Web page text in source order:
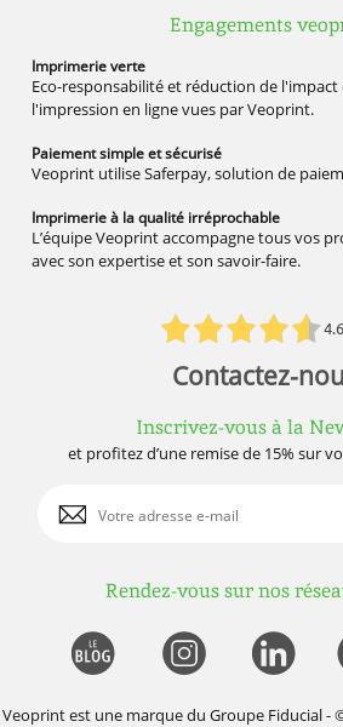
Engagements
Imprimerieverte
Eco-responsabilité et réduction de l'impact
l'impression en ligne vues par Veoprint.
Paiement simpleet sécurisé
Veoprint utilise Saferpay, solution de
Imprimerie à la qualité irréprochable
L’équipe Veoprint accompagne tous vos
avec son expertise et son savoir-faire.
Contactez-
Inscrivez-vous à la
et profitez d’une remise de 15% sur
Rendez-vous sur nos
Veoprint est une marque du Groupe Fiducial-